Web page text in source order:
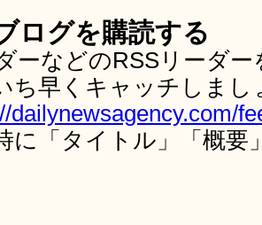
ログを購読する
ーなどのRSSリーダ
ち早くキャッチしま
dailynewsagency.com/
に「タイトル」「概要